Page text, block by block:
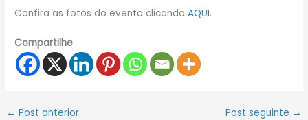
Confira as fotos do evento clicandoAQUI.
Compartilhe
← Post anterior Post seguinte →